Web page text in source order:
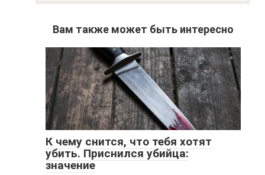
Вам также может быть интересно
К чему снится, что тебя хотят
убить. Приснился убийца:
значение